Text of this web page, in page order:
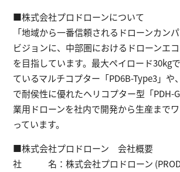
■株式会社プロドローンについて
「地域から一番信頼されるドローンカン
ビジョンに、中部圏におけるドローンエ
を目指しています。最大ペイロード30kg
ているマルチコプター「PD6B-Type3」や
で耐侯性に優れたヘリコプター型「PDH-
業用ドローンを社内で開発から生産まで
っています。
■株式会社プロドローン 会社概要
社 名：株式会社プロドローン